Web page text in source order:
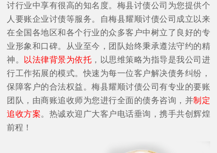
讨行业中享有很高的知名度。梅县讨债公司为您提供个
人要账企业讨债等服务。自梅县耀顺讨债公司成立以来
在全国各地区和各个行业的众多客户中树立了良好的专
业形象和口碑。从业至今，团队始终秉承遵法守约的精
神。
以法律背景为依托 ，以思维策略为指导是我公司进
行工作拓展的模式。快速为每一位客户解决债务纠纷，
保障客户的合法权益。梅县耀顺讨债公司有专业的要账
团队，由商账追收师为您进行全面的债务咨询，并制定
追收方案。热诚欢迎广大客户电话垂询，携手共创辉煌
前程！